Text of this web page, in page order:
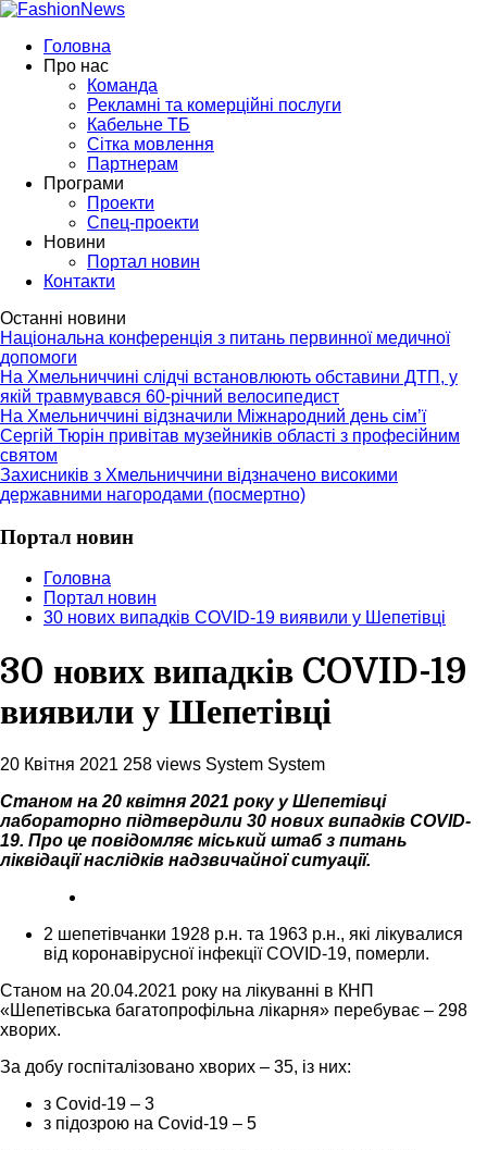
Головна
Про нас
Команда
Рекламні та комерційні послуги
Кабельне ТБ
Сітка мовлення
Партнерам
Програми
Проекти
Спец-проекти
Новини
Портал новин
Контакти
Останні новини
Національна конференція з питань первинної медичної
допомоги
На Хмельниччині слідчі встановлюють обставини ДТП, у
якій травмувався 60-річний велосипедист
На Хмельниччині відзначили Міжнародний день сім’ї
Сергій Тюрін привітав музейників області з професійним
святом
Захисників з Хмельниччини відзначено високими
державними нагородами (посмертно)
Портал новин
Головна
Портал новин
30 нових випадків COVID-19 виявили у Шепетівці
30 нових випадків COVID-19
виявили у Шепетівці
20 Квітня 2021 258 views System System
Станом на 20 квітня 2021 року у Шепетівці
лабораторно підтвердили 30 нових випадків COVID-
19. Про це повідомляє міський штаб з питань
ліквідації наслідків надзвичайної ситуації.
2 шепетівчанки 1928 р.н. та 1963 р.н., які лікувалися
від коронавірусної інфекції COVID-19, померли.
Станом на 20.04.2021 року на лікуванні в КНП
«Шепетівська багатопрофільна лікарня» перебуває – 298
хворих.
За добу госпіталізовано хворих – 35, із них:
з Covid-19 – 3
з підозрою на Covid-19 – 5